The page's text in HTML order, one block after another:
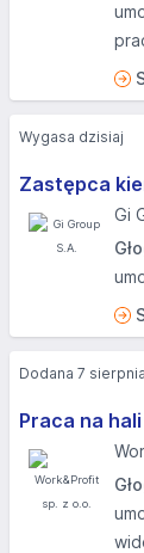
Zastępca
Gi
Wygasa dzisiaj
Praca na
Dodana 7 sierpnia